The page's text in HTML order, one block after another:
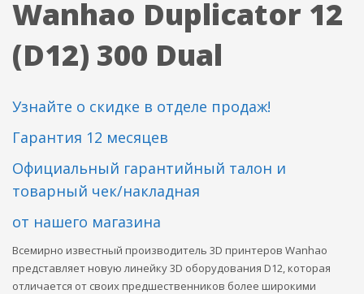
Wanhao Duplicator 12
(D12) 300 Dual
Узнайте о скидке в отделе продаж!
Гарантия 12 месяцев
Официальный гарантийный талон и
товарный чек/накладная
от нашего магазина
Всемирно известный производитель 3D принтеров Wanhao
представляет новую линейку 3D оборудования D12, которая
отличается от своих предшественников более широкими